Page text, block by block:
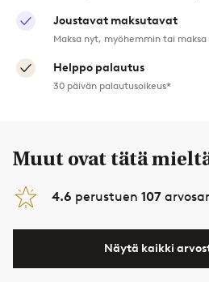
Joustavat maksutavat
Maksa nyt, myöhemmin tai maksa
Helppo palautus
30 päivän palautusoikeus*
Muut ovat tätä
4.6 perustuen 107
Näytä kaikki